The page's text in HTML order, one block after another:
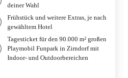
deiner Wahl
Frühstück und weitere Extras, je nach
gewähltem Hotel
Tagesticket für den 90.000 m² großen
Playmobil Funpark in Zirndorf mit
Indoor- und Outdoorbereichen